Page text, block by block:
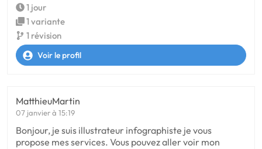
1 jour
1 variante
1 révision
Voir le profil
MatthieuMartin
07 janvier à 15:19
Bonjour, je suis illustrateur infographiste je vous
propose mes services. Vous pouvez aller voir mon